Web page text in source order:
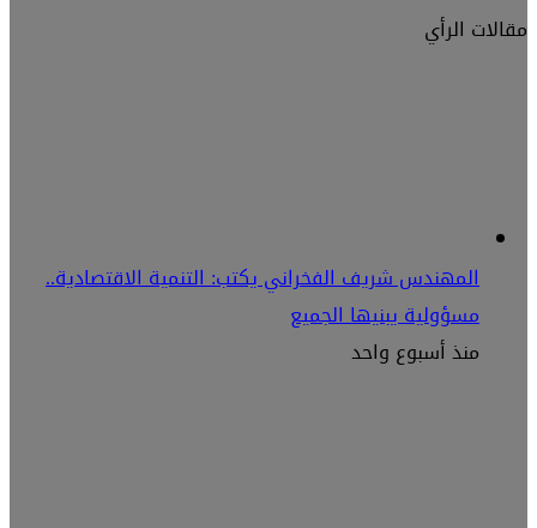
مقالات الرأي
المهندس شريف الفخراني يكتب: التنمية الاقتصادية..
مسؤولية يبنيها الجميع
منذ أسبوع واحد